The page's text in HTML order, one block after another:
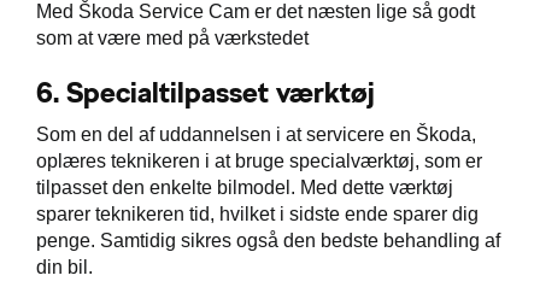
Med Škoda Service Cam er det næsten lige så godt
som at være med på værkstedet
6. Specialtilpasset værktøj
Som en del af uddannelsen i at servicere en Škoda,
oplæres teknikeren i at bruge specialværktøj, som er
tilpasset den enkelte bilmodel. Med dette værktøj
sparer teknikeren tid, hvilket i sidste ende sparer dig
penge. Samtidig sikres også den bedste behandling af
din bil.